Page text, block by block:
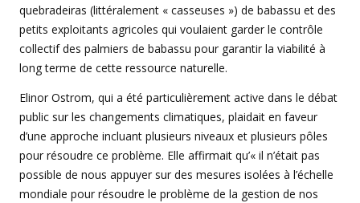
quebradeiras (littéralement « casseuses ») de babassu et des
petits exploitants agricoles qui voulaient garder le contrôle
collectif des palmiers de babassu pour garantir la viabilité à
long terme de cette ressource naturelle.
Elinor Ostrom, qui a été particulièrement active dans le débat
public sur les changements climatiques, plaidait en faveur
d’une approche incluant plusieurs niveaux et plusieurs pôles
pour résoudre ce problème. Elle affirmait qu’« il n’était pas
possible de nous appuyer sur des mesures isolées à l’échelle
mondiale pour résoudre le problème de la gestion de nos